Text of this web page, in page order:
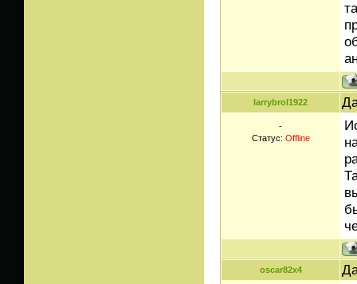
larrybrol1922
-
Статус: Offline
oscar82x4